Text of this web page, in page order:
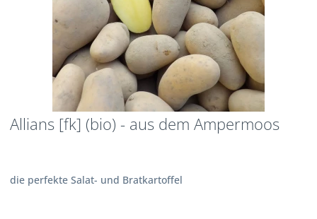
Allians [fk] (bio) - aus dem Ampermoos
die perfekte Salat- und Bratkartoffel